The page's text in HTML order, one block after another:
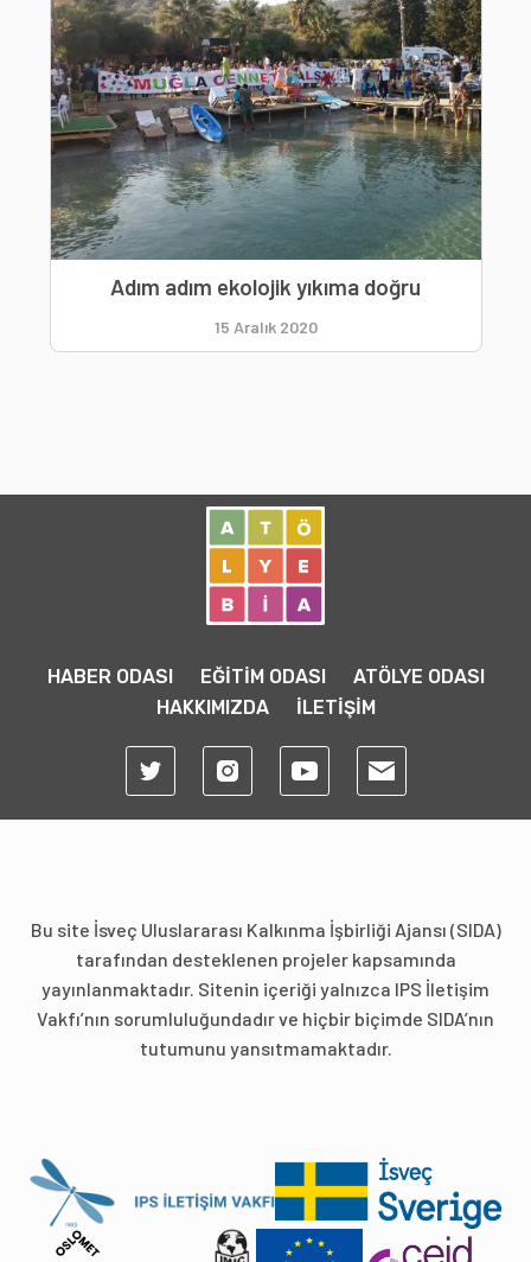
Adım adım ekolojik yıkıma doğru
15 Aralık 2020
HABER ODASI EĞİTİM ODASI
ATÖLYE ODASI
HAKKIMIZDA
İLETİŞİM
Bu site İsveç Uluslararası Kalkınma İşbirliği Ajansı (SIDA)
tarafından desteklenen projeler kapsamında
yayınlanmaktadır. Sitenin içeriği yalnızca IPS İletişim
Vakfı’nın sorumluluğundadır ve hiçbir biçimde SIDA’nın
tutumunu yansıtmamaktadır.